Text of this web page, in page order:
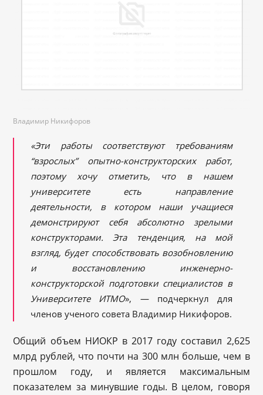
Владимир Никифоров
«Эти работы соответствуют требованиям
“взрослых” опытно-конструкторских работ,
поэтому хочу отметить, что в нашем
университете есть направление
деятельности, в котором наши учащиеся
демонстрируют себя абсолютно зрелыми
конструкторами. Эта тенденция, на мой
взгляд, будет способствовать возобновлению
и восстановлению инженерно-
конструкторской подготовки специалистов в
Университете ИТМО», — подчеркнул для
членов ученого совета Владимир Никифоров.
Общий объем НИОКР в 2017 году составил 2,625
млрд рублей, что почти на 300 млн больше, чем в
прошлом году, и является максимальным
показателем за минувшие годы. В целом, говоря